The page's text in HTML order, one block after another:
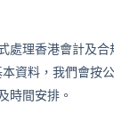
處理香港會計及合
資料，我們會按
時間安排。